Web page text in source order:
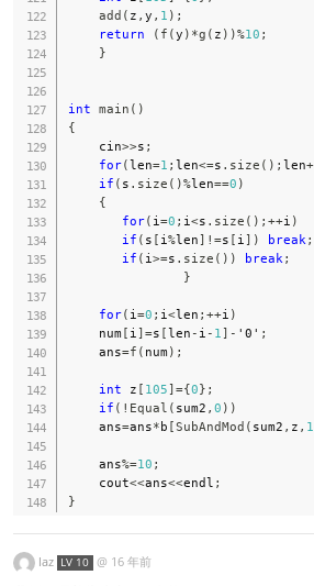
add ( z , y , 1 ) ;
return
( f (y ) *g ( z ) )%10 ;
}
int main ( )
{
    cin
>>s ;
for(len=1 ; len<=s . size ( ) ; len
if ( s . size ( )%len==0 )
{
for( i =0 ; i <s . size ( ) ; ++i )
if ( s [ i %len] !=s [ i ] ) break ;
if ( i >=s . size ( ) ) break ;
}
for( i =0 ; i <len ; ++i )
    num
[ i ]=s [len - i - 1 ] - '0' ;
    ans
=f ( num ) ;
int z [ 105]={0} ;
if ( ! Equal ( sum2 , 0 ) )
    ans
=ans*b [SubAndMod ( sum2 , z , 1
    ans
%=10 ;
    cout
<<ans<<endl ;
}
laz LV 10 @ 16 年前